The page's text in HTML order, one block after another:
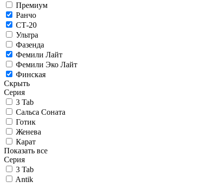
Премиум
Ранчо
СТ-20
Ультра
Фазенда
Фемили Лайт
Фемили Эко Лайт
Финская
Скрыть
Серия
3 Tab
Сальса Соната
Готик
Женева
Карат
Показать все
Серия
3 Tab
Antik